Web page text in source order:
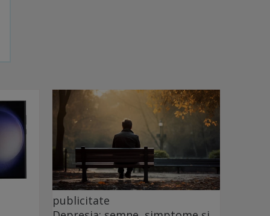
publicitate